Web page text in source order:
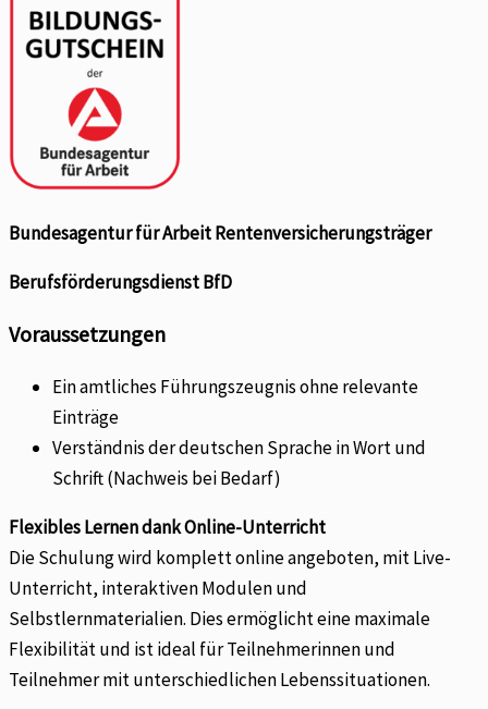
Bundesagentur für Arbeit Rentenversicherungsträger
Berufsförderungsdienst BfD
Voraussetzungen
Ein amtliches Führungszeugnis ohne relevante
Einträge
Verständnis der deutschen Sprache in Wort und
Schrift (Nachweis bei Bedarf)
Flexibles Lernen dank Online-Unterricht
Die Schulung wird komplett online angeboten, mit Live-
Unterricht, interaktiven Modulen und
Selbstlernmaterialien. Dies ermöglicht eine maximale
Flexibilität und ist ideal für Teilnehmerinnen und
Teilnehmer mit unterschiedlichen Lebenssituationen.